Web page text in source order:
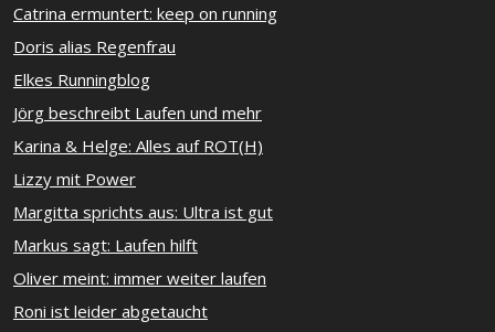
Catrina ermuntert: keep on running
Doris alias Regenfrau
Elkes Runningblog
Jörg beschreibt Laufen und mehr
Karina & Helge: Alles auf ROT(H)
Lizzy mit Power
Margitta sprichts aus: Ultra ist gut
Markus sagt: Laufen hilft
Oliver meint: immer weiter laufen
Roni ist leider abgetaucht